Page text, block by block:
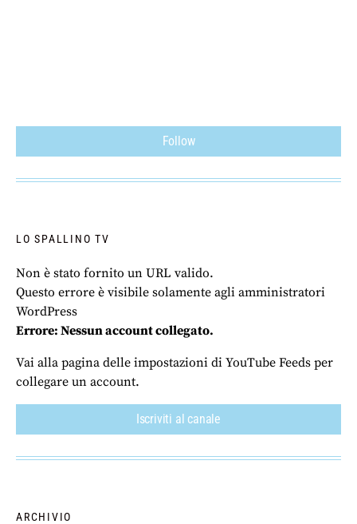
Follow
LO SPALLINO TV
Non è stato fornito un URL valido.
Questo errore è visibile solamente agli amministratori
WordPress
Errore: Nessun account collegato.
Vai alla pagina delle impostazioni di YouTube Feeds per
collegare un account.
Iscriviti al canale
ARCHIVIO